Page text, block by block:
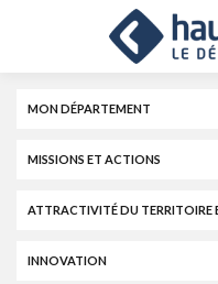
recherche
MON DÉPARTEMENT
MISSIONS ET ACTIONS
ATTRACTIVITÉ DU TERRITOIRE
INNOVATION
Cookies et traceurs utilisés